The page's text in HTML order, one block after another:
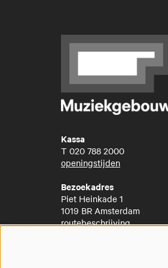
Kassa
T 020 788 2000
openingstijden
Bezoekadres
Piet Heinkade 1
1019 BR Amsterdam
routebeschrijving